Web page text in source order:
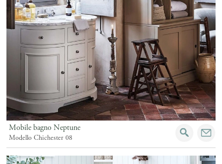
Mobile bagno Neptune
Modello Chichester 08